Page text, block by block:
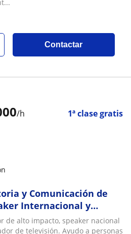
Contactar
/h 1ª clase gratis
y Comunicación de
Internacional y
de alto impacto, speaker nacional
de televisión. Ayudo a personas